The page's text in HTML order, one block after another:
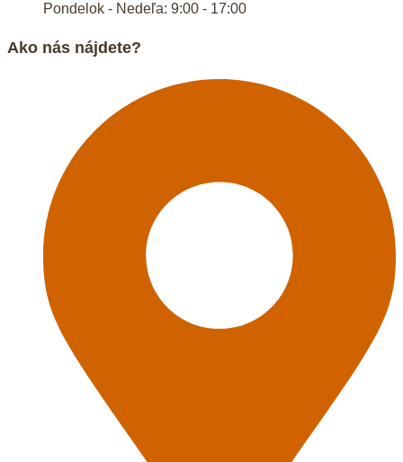
Pondelok - Nedeľa: 9:00 - 17:00
Ako nás nájdete?